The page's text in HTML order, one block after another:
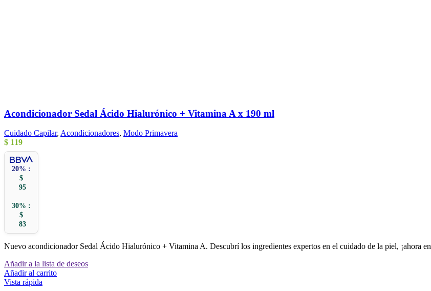
Acondicionador Sedal Ácido Hialurónico + Vitamina A x 190 ml
Cuidado Capilar, Acondicionadores, Modo Primavera
$ 119
20% :
$
95
30% :
$
83
Nuevo acondicionador Sedal Ácido Hialurónico + Vitamina A. Descubrí los ingredientes expertos en el cuidado de la piel, ¡ahora en
Añadir a la lista de deseos
Añadir al carrito
Vista rápida